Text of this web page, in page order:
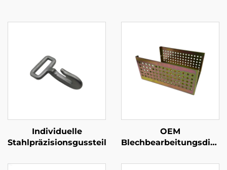
Individuelle
Stahlpräzisionsgussteile
OEM
Teile mit gelbem